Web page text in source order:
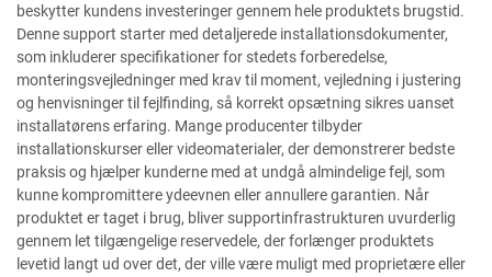
beskytter kundens investeringer gennem hele produktets brugstid.
Denne support starter med detaljerede installationsdokumenter,
som inkluderer specifikationer for stedets forberedelse,
monteringsvejledninger med krav til moment, vejledning i justering
og henvisninger til fejlfinding, så korrekt opsætning sikres uanset
installatørens erfaring. Mange producenter tilbyder
installationskurser eller videomaterialer, der demonstrerer bedste
praksis og hjælper kunderne med at undgå almindelige fejl, som
kunne kompromittere ydeevnen eller annullere garantien. Når
produktet er taget i brug, bliver supportinfrastrukturen uvurderlig
gennem let tilgængelige reservedele, der forlænger produktets
levetid langt ud over det, der ville være muligt med proprietære eller